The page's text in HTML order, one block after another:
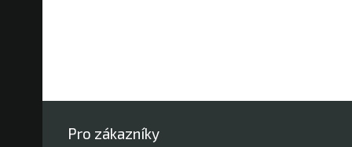
Pro zákazníky